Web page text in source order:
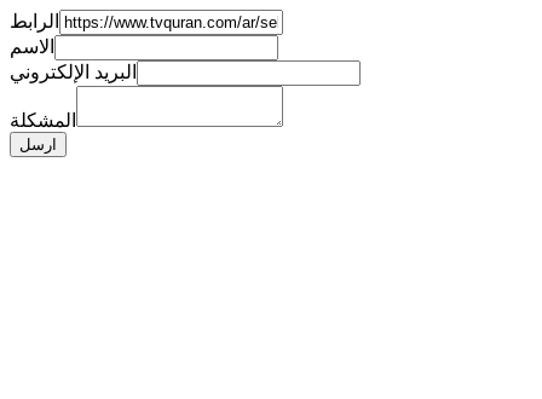
الرابط
الاسم
البريد الإلكتروني
المشكلة
ارسل